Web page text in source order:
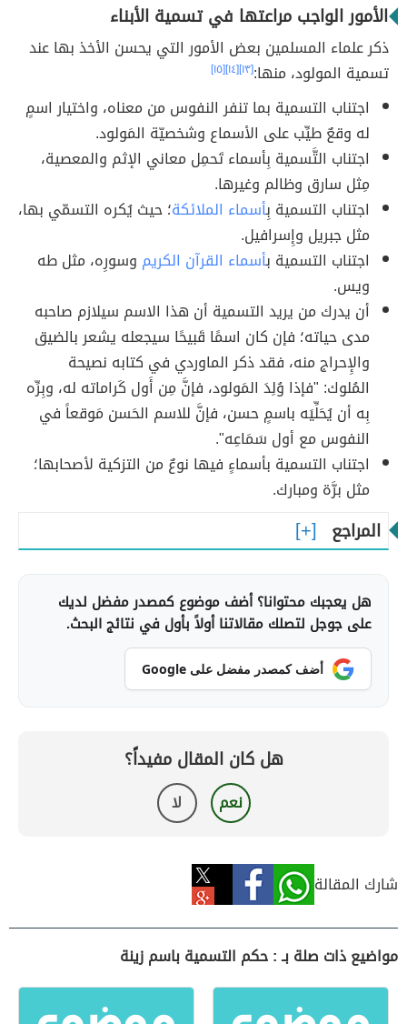
الأمور الواجب مراعتها في تسمية الأبناء
ذكر علماء المسلمين بعض الأمور التي يحسن الأخذ بها عند
تسمية المولود، منها:[١٣] [١٤] [١٥]
اجتناب التسمية بما تنفر النفوس من معناه، واختيار اسمٍ
له وقعٌ طيِّب على الأسماع وشخصيّة المَولود.
اجتناب التَّسمية بِأسماء تَحمِل معاني الإثم والمعصية،
مِثل سارق وظالم وغيرها.
اجتناب التسمية بِأسماء الملائكة؛ حيث يُكره التسمّي بها،
مثل جبريل وإِسرافيل.
اجتناب التسمية بأسماء القرآن الكريم وسورِه، مثل طه
ويس.
أن يدرك من يريد التسمية أن هذا الاسم سيلازم صاحبه
مدى حياته؛ فإن كان اسمًا قَبيحًا سيجعله يشعر بالضيق
والإِحراج منه، فقد ذكر الماوردي في كتابه نصيحة
المُلوك: "فإذا وُلِدَ المَولود، فإنَّ مِن أَول كَراماته له، وبِرِّه
بِه أن يُحَلِّيَه باسمٍ حسن، فإنَّ للاسم الحَسن مَوقعاً في
النفوس مع أول سَمَاعِه".
اجتناب التسمية بأسماءٍ فيها نوعٌ من التزكية لأصحابها؛
مثل برَّة ومبارك.
المراجع
هل يعجبك محتوانا؟ أضف موضوع كمصدر مفضل لديك
على جوجل لتصلك مقالاتنا أولاً بأول في نتائج البحث.
أضف كمصدر مفضل على Google
هل كان المقال مفيداً؟
نعم لا
شارك المقالة
مواضيع ذات صلة بـ : حكم التسمية باسم زينة